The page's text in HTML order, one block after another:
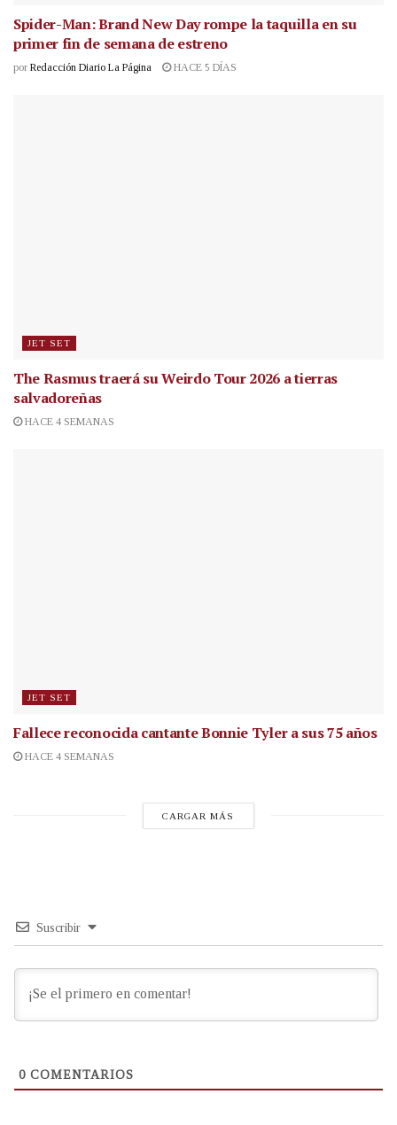
Spider-Man: Brand New Day rompe la taquilla en su
primer fin de semana de estreno
por Redacción Diario La Página HACE 5 DÍAS
JET SET
The Rasmus traerá su Weirdo Tour 2026 a tierras
salvadoreñas
HACE 4 SEMANAS
JET SET
Fallece reconocida cantanteBonnie Tyler a sus 75 años
HACE 4 SEMANAS
CARGAR MÁS
Suscribir
0 COMENTARIOS